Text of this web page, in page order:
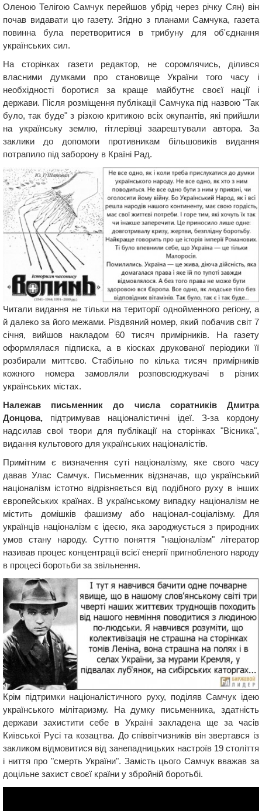
Оленою Телігою Самчук перейшов убрід через річку Сян) він
почав видавати цю газету. Згідно з планами Самчука, газета
повинна була перетворитися в трибуну для об'єднання
українських сил.
На сторінках газети редактор, не соромлячись, ділився
власними думками про становище України того часу і
необхідності боротися за краще майбутнє своєї нації і
держави. Після розміщення публікації Самчука під назвою "Так
було, так буде" з різкою критикою всіх окупантів, які прийшли
на українську землю, гітлерівці заарештували автора. За
заклики до допомоги противникам більшовиків видання
потрапило під заборону в Країні Рад.
Читали видання не тільки на території однойменного регіону, а
й далеко за його межами. Різдвяний номер, який побачив світ 7
січня, вийшов накладом 60 тисяч примірників. На газету
оформлялася підписка, а в кіосках друкованої періодики її
розбирали миттєво. Стабільно по кілька тисяч примірників
кожного номера замовляли розповсюджувачі в різних
українських містах.
Належав письменник до числа соратників Дмитра
Донцова, підтримував націоналістичні ідеї. З-за кордону
надсилав свої твори для публікації на сторінках "Вісника",
видання культового для українських націоналістів.
Примітним є визначення суті націоналізму, яке свого часу
давав Улас Самчук. Письменник відзначав, що український
націоналізм істотно відрізняється від подібного руху в інших
європейських країнах. В українському випадку націоналізм не
містить домішків фашизму або націонал-соціалізму. Для
українців націоналізм є ідеєю, яка зароджується з природних
умов стану народу. Суттю поняття "націоналізм" літератор
називав процес концентрації всієї енергії пригнобленого народу
в процесі боротьби за звільнення.
Крім підтримки націоналістичного руху, поділяв Самчук ідею
українського мілітаризму. На думку письменника, здатність
держави захистити себе в Україні закладена ще за часів
Київської Русі та козацтва. До співвітчизників він звертався із
закликом відмовитися від занепадницьких настроїв 19 століття
і ниття про "смерть України". Замість цього Самчук вважав за
доцільне захист своєї країни у збройній боротьбі.